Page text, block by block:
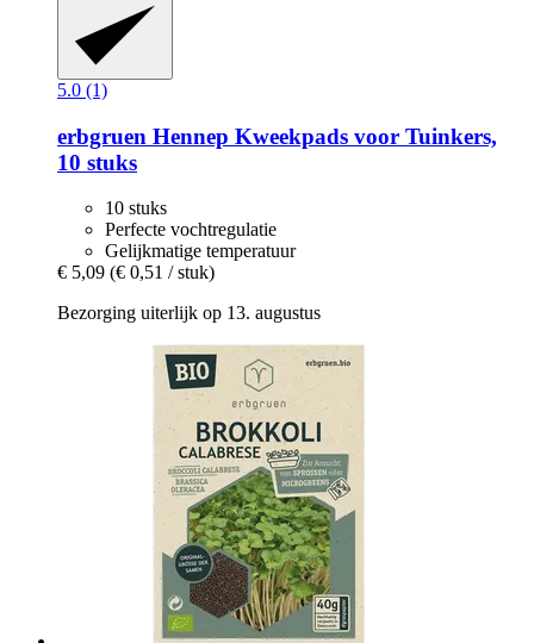
5.0 (1)
erbgruen Hennep Kweekpads voor Tuinkers,
10 stuks
10 stuks
Perfecte vochtregulatie
Gelijkmatige temperatuur
€ 5,09 (€ 0,51 / stuk)
Bezorging uiterlijk op 13. augustus